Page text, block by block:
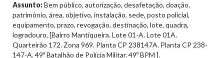
Assunto:Bem público, autorização, desafetação, doação,
patrimônio, área, objetivo, instalação, sede, posto policial,
equipamento, prazo, revogação, destinação, lote, quadra,
logradouro, [Bairro Mantiqueira. Lote 01-A. Lote 01A.
Quarteirão 172. Zona 969. Planta CP 238147A. Planta CP 238-
147-A. 49º Batalhão de Polícia Militar. 49º BPM ].